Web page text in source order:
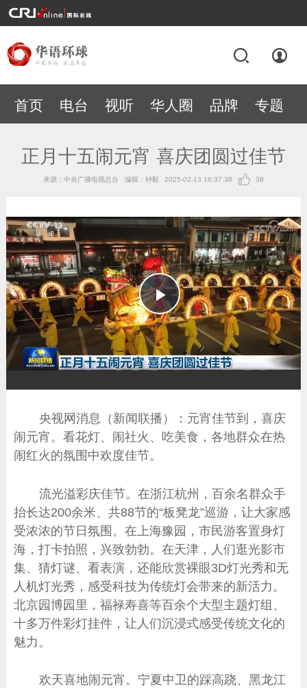
首页 电台 视听 华人圈 品牌 专题
正月十五闹元宵 喜庆团圆过佳节
来源：中央广播电视总台 编辑：钟毅 2025-02-13 16:37:38 38
播
放
央视网消息（新闻联播）：元宵佳节到，喜庆
闹元宵。看花灯、闹社火、吃美食，各地群众在热
闹红火的氛围中欢度佳节。
流光溢彩庆佳节。在浙江杭州，百余名群众手
抬长达200余米、共88节的“板凳龙”巡游，让大家感
受浓浓的节日氛围。在上海豫园，市民游客置身灯
海，打卡拍照，兴致勃勃。在天津，人们逛光影市
集、猜灯谜、看表演，还能欣赏裸眼3D灯光秀和无
人机灯光秀，感受科技为传统灯会带来的新活力。
北京园博园里，福禄寿喜等百余个大型主题灯组、
十多万件彩灯挂件，让人们沉浸式感受传统文化的
魅力。
欢天喜地闹元宵。宁夏中卫的踩高跷、黑龙江